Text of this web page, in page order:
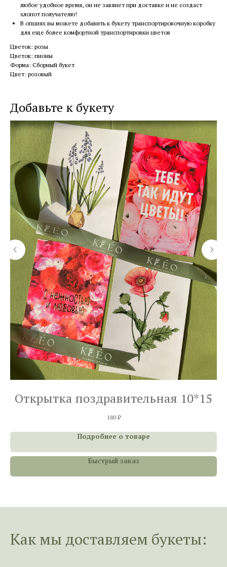
любое удобное время, он не завянет при доставке и не создаст
хлопот получателю!
В опциях вы можете добавить к букету транспортировочную коробку
для еще более комфортной транспортировки цветов
Цветок: розы
Цветок: пионы
Форма: Сборный букет
Цвет: розовый
Добавьте к букету
Открытка поздравительная 10*15
180 ₽
Подробнее о товаре
Быстрый заказ
Как мы доставляем букеты: